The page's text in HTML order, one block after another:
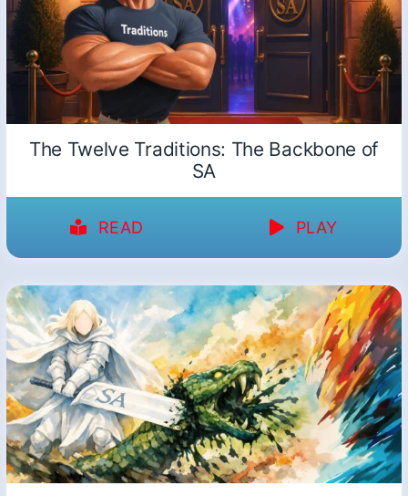
The Twelve Traditions: The Backbone of
SA
READ PLAY